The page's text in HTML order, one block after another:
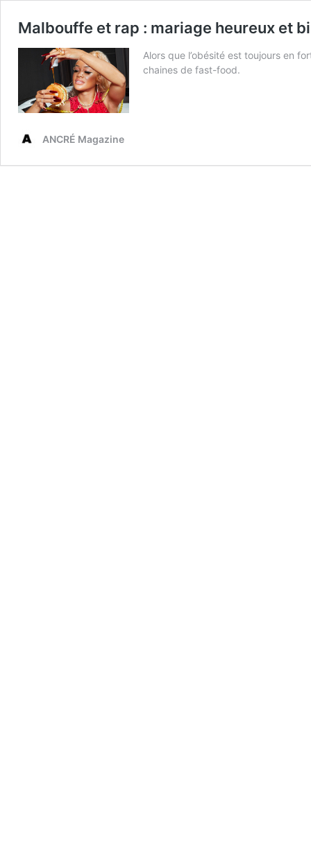
Malbouffe et rap : mariage heureux et
Alors que l’obésité est toujours en
chaines de fast-food.
ANCRÉ Magazine